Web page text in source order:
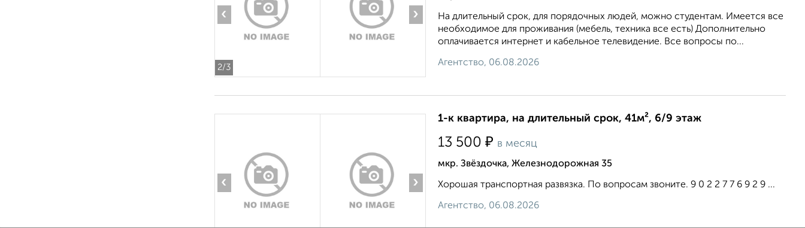
2/3
‹ ›
На длительный срок, для порядочных людей, можно студентам. Имеется все
необходимое для проживания (мебель, техника все есть) Дополнительно
оплачивается интернет и кабельное телевидение. Все вопросы по...
Агентство, 06.08.2026
‹ ›
1-к квартира, на длительный срок, 41м², 6/9 этаж
13 500 ₽ в месяц
мкр. Звёздочка, Железнодорожная 35
Хорошая транспортная развязка. По вопросам звоните. 9 0 2 2 7 7 6 9 2 9 ...
Агентство, 06.08.2026